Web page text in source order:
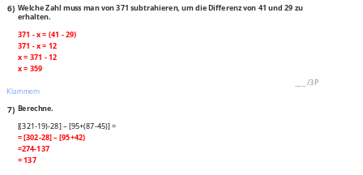
6) Welche Zahl muss man von 371 subtrahieren, um die Differenz von 41 und 29 zu
erhalten.
371 - x = (41 - 29)
371 - x = 12
x = 371 - 12
x = 359
/3P
Klammern
7) Berechne.
[(321-19)-28] – [95+(87-45)] =
= [302-28] – [95+42)
=274-137
= 137